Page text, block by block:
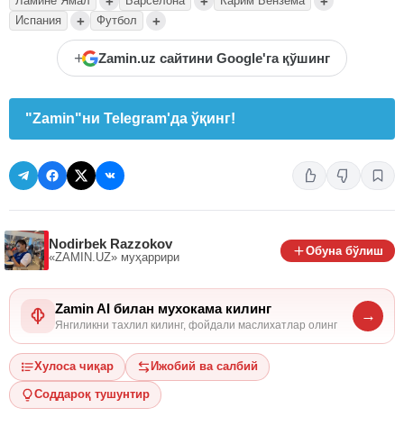
Испания + Футбол +
+ Zamin.uz сайтини Google'га қўшинг
"Zamin"ни Telegram'да ўқинг!
Nodirbek Razzokov
«ZAMIN.UZ» муҳаррири
Обуна бўлиш
Zamin AI билан мухокама килинг
Янгиликни тахлил килинг, фойдали маслихатлар олинг
→
Хулоса чиқар Ижобий ва салбий
Соддароқ тушунтир